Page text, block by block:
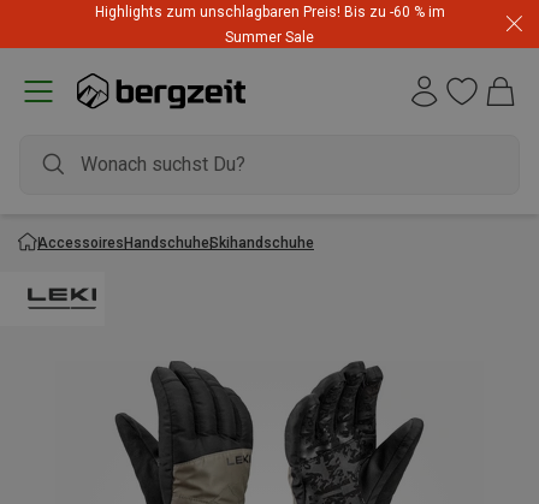
Highlights zum unschlagbaren Preis! Bis zu -60 % im
Summer Sale
AccessoiresHandschuheSkihandschuhe